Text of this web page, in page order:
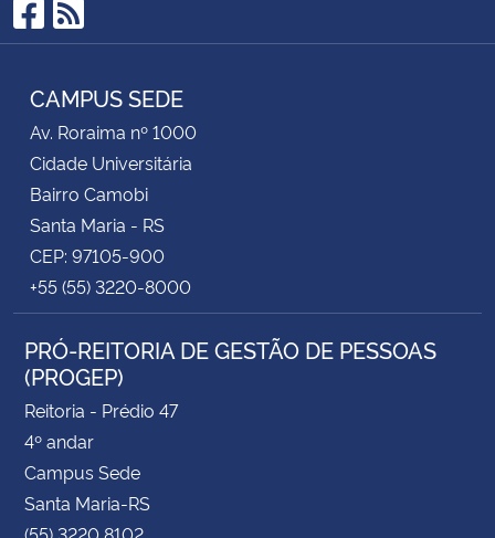
Facebook
RSS
CAMPUS SEDE
Av. Roraima nº 1000
Cidade Universitária
Bairro Camobi
Santa Maria - RS
CEP: 97105-900
+55 (55) 3220-8000
PRÓ-REITORIA DE GESTÃO DE PESSOAS
(PROGEP)
Reitoria - Prédio 47
4º andar
Campus Sede
Santa Maria-RS
(55) 3220 8102